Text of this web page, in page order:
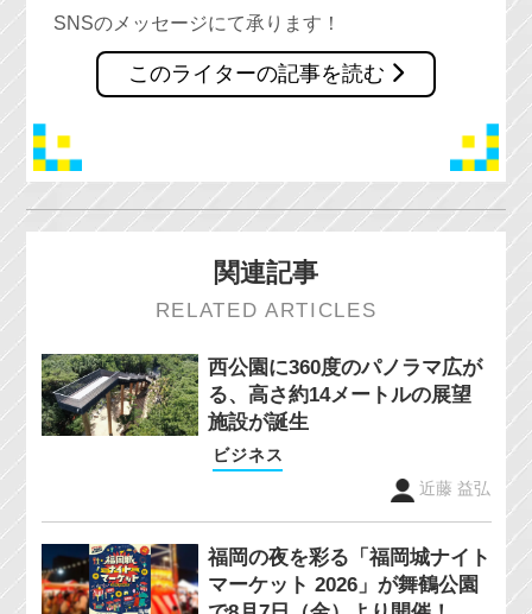
SNSのメッセージにて承ります！
このライターの記事を読む
関連記事
RELATED ARTICLES
西公園に360度のパノラマ広が
る、高さ約14メートルの展望
施設が誕生
ビジネス
近藤 益弘
福岡の夜を彩る「福岡城ナイト
マーケット 2026」が舞鶴公園